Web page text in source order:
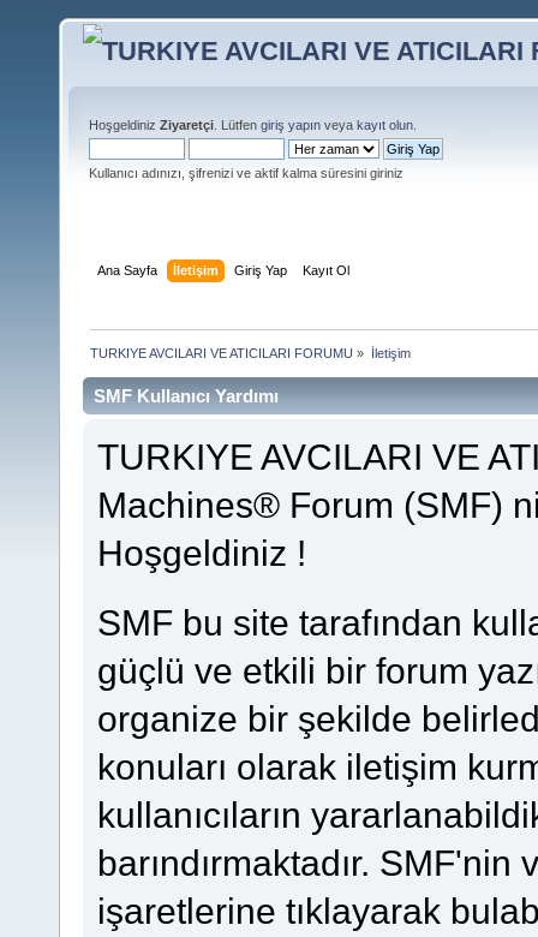
Hoşgeldiniz Ziyaretçi . Lütfen giriş yapın veya kayıt olun
Kullanıcı adınızı, şifrenizi ve aktif kalma süresini giriniz
Ana Sayfa İletişim Giriş Yap Kayıt Ol
TURKIYE AVCILARI VE ATICILARI FORUMU » İletişim
SMF Kullanıcı Yardımı
TURKIYE AVCILARI VE
Machines® Forum (SMF)
Hoşgeldiniz !
SMF bu site tarafından
güçlü ve etkili bir forum
organize bir şekilde
konuları olarak iletişim
kullanıcıların
barındırmaktadır.
işaretlerine tıklayarak